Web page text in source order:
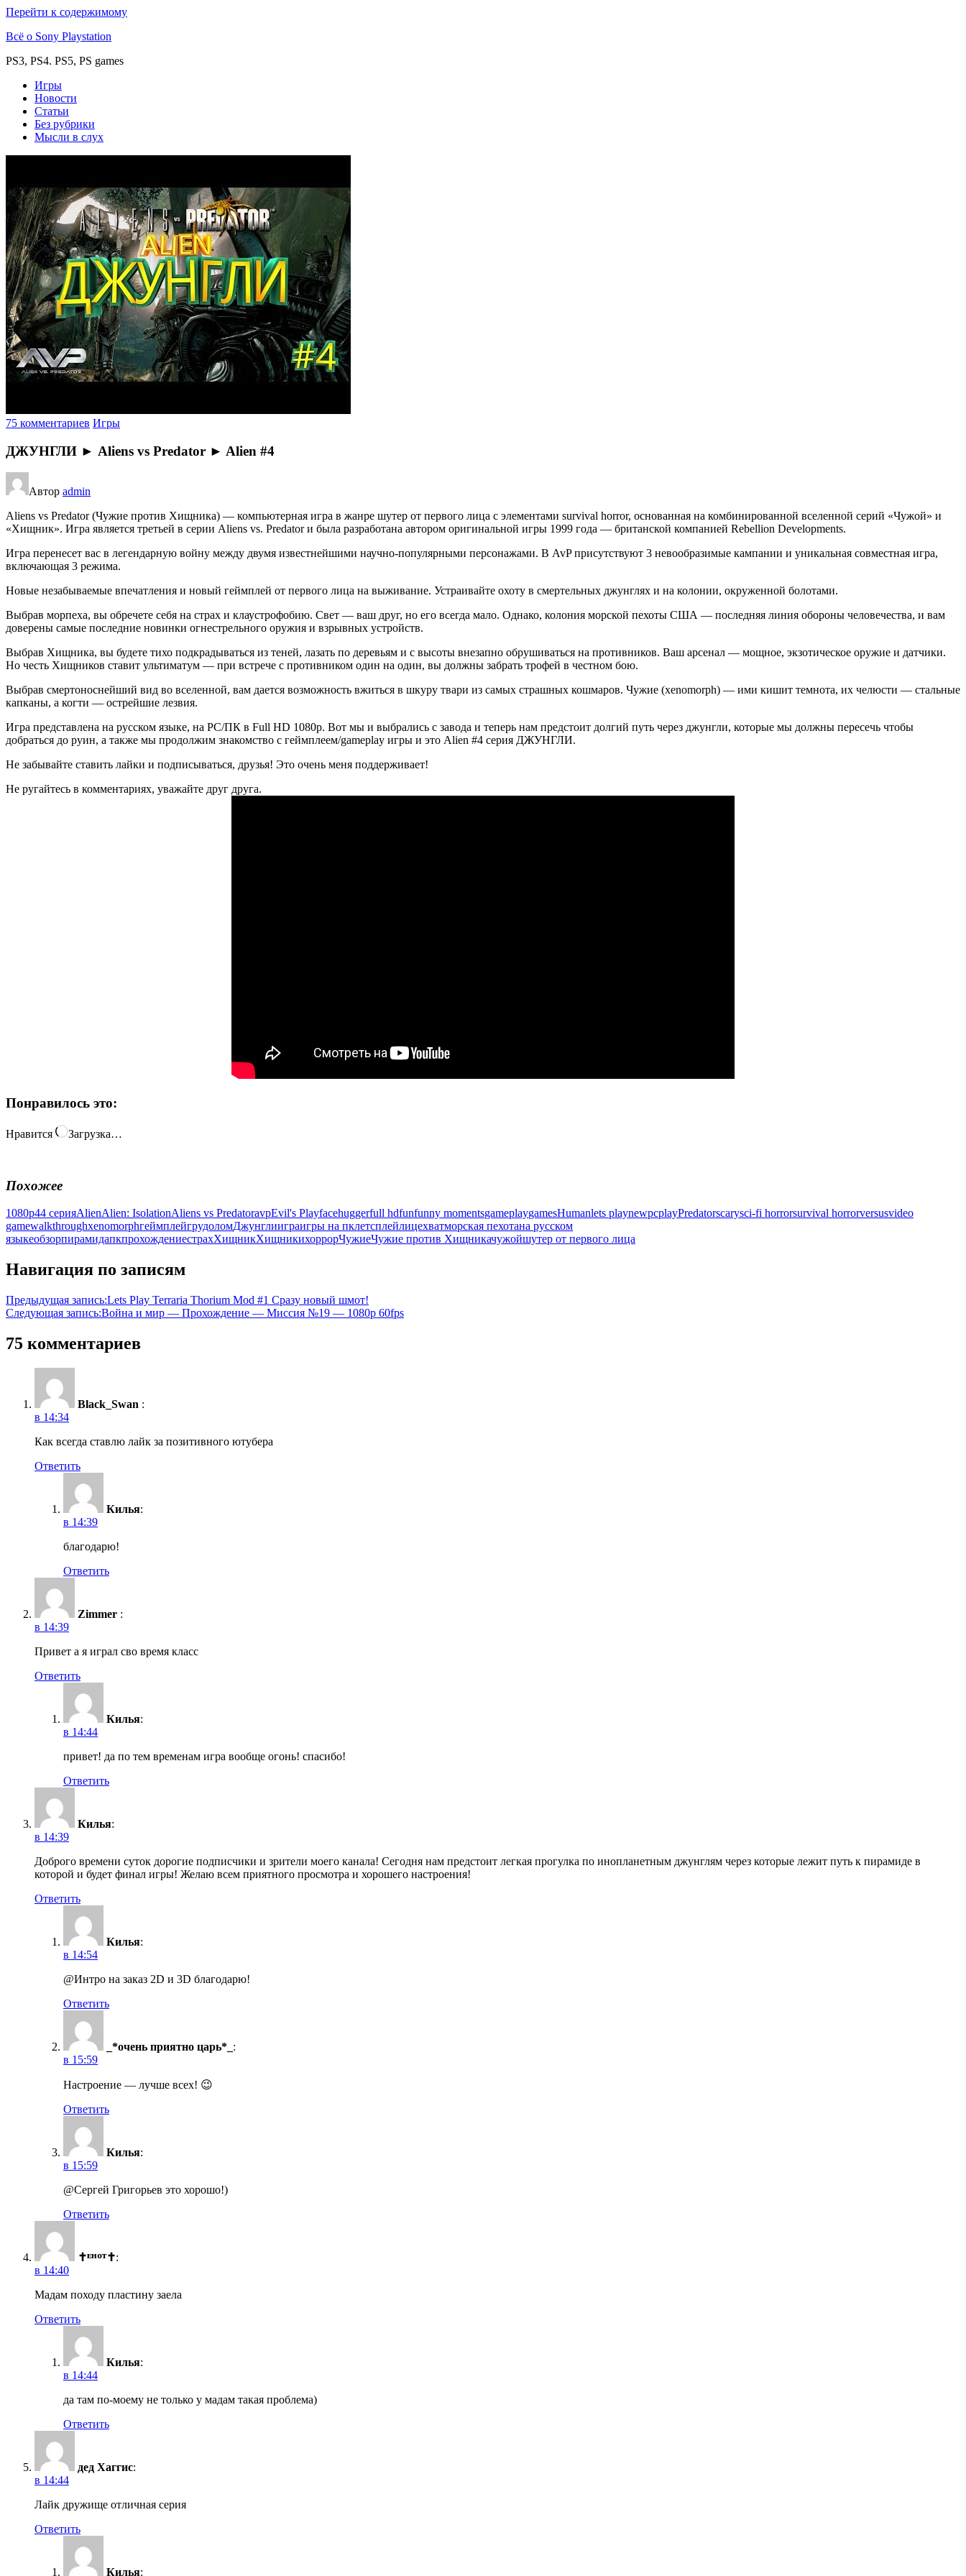
Перейти к содержимому
Всё о Sony Playstation
PS3, PS4. PS5, PS games
Игры
Новости
Статьи
Без рубрики
Мысли в слух
75 комментариев Игры
ДЖУНГЛИ ► Aliens vs Predator ► Alien #4
Автор admin
Aliens vs Predator (Чужие против Хищника) — компьютерная игра в жанре шутер от первого лица с элементами survival horror, основанная на комбинированной вселенной серий «Чужой» и
«Хищник». Игра является третьей в серии Aliens vs. Predator и была разработана автором оригинальной игры 1999 года — британской компанией Rebellion Developments.
Игра перенесет вас в легендарную войну между двумя известнейшими научно-популярными персонажами. В AvP присутствуют 3 невообразимые кампании и уникальная совместная игра,
включающая 3 режима.
Новые незабываемые впечатления и новый геймплей от первого лица на выживание. Устраивайте охоту в смертельных джунглях и на колонии, окруженной болотами.
Выбрав морпеха, вы обречете себя на страх и клаустрофобию. Свет — ваш друг, но его всегда мало. Однако, колония морской пехоты США — последняя линия обороны человечества, и вам
доверены самые последние новинки огнестрельного оружия и взрывных устройств.
Выбрав Хищника, вы будете тихо подкрадываться из теней, лазать по деревьям и с высоты внезапно обрушиваться на противников. Ваш арсенал — мощное, экзотическое оружие и датчики.
Но честь Хищников ставит ультиматум — при встрече с противником один на один, вы должны забрать трофей в честном бою.
Выбрав смертоноснейший вид во вселенной, вам дается возможность вжиться в шкуру твари из самых страшных кошмаров. Чужие (xenomorph) — ими кишит темнота, их челюсти — стальные
капканы, а когти — острейшие лезвия.
Игра представлена на русском языке, на PC/ПК в Full HD 1080p. Вот мы и выбрались с завода и теперь нам предстоит долгий путь через джунгли, которые мы должны пересечь чтобы
добраться до руин, а также мы продолжим знакомство с геймплеем/gameplay игры и это Alien #4 серия ДЖУНГЛИ.
Не забывайте ставить лайки и подписываться, друзья! Это очень меня поддерживает!
Не ругайтесь в комментариях, уважайте друг друга.
Понравилось это:
Нравится Загрузка…
Похожее
1080p44 серияAlienAlien: IsolationAliens vs PredatoravpEvil's Playfacehuggerfull hdfunfunny momentsgameplaygamesHumanlets playnewpcplayPredatorscarysci-fi horrorsurvival horrorversusvideo
gamewalkthroughxenomorphгеймплейгрудоломДжунглииграигры на пклетсплейлицехватморская пехотана русском
языкеобзорпирамидапкпрохождениестрахХищникХищникихоррорЧужиеЧужие против Хищникачужойшутер от первого лица
Навигация по записям
Предыдущая запись:Lets Play Terraria Thorium Mod #1 Сразу новый шмот!
Следующая запись:Война и мир — Прохождение — Миссия №19 — 1080p 60fps
75 комментариев
Black_Swan :
в 14:34
Как всегда ставлю лайк за позитивного ютубера
Ответить
Килья:
в 14:39
благодарю!
Ответить
Zimmer :
в 14:39
Привет а я играл сво время класс
Ответить
Килья:
в 14:44
привет! да по тем временам игра вообще огонь! спасибо!
Ответить
Килья:
в 14:39
Доброго времени суток дорогие подписчики и зрители моего канала! Сегодня нам предстоит легкая прогулка по инопланетным джунглям через которые лежит путь к пирамиде в
которой и будет финал игры! Желаю всем приятного просмотра и хорошего настроения!
Ответить
Килья:
в 14:54
@Интро на заказ 2D и 3D благодарю!
Ответить
_*очень приятно царь*_ :
в 15:59
Настроение — лучше всех! 😉
Ответить
Килья:
в 15:59
@Сергей Григорьев это хорошо!)
Ответить
✝ᴱᴴᴼᵀ✝:
в 14:40
Мадам походу пластину заела
Ответить
Килья:
в 14:44
да там по-моему не только у мадам такая проблема)
Ответить
дед Хаггис:
в 14:44
Лайк дружище отличная серия
Ответить
Килья: